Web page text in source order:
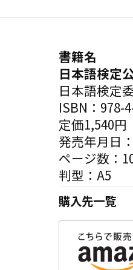
書籍名
日本語検定
日本語検定
ISBN：978-
定価1,540円
発売年月日
ページ数：
判型：A5
購入先一覧